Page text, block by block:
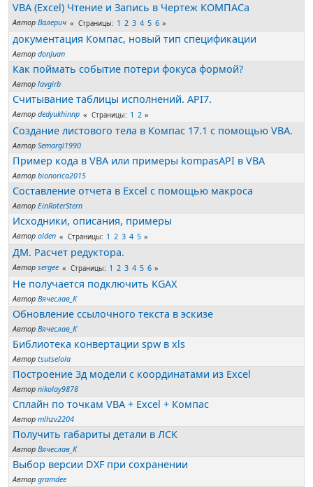
VBA (Excel) Чтение и Запись в Чертеж КОМПАСа
Автор Валерич Страницы 1 2 3 4 5 6
документация Компас, новый тип спецификации
Автор donJuan
Как поймать событие потери фокуса формой?
Автор lavgirb
Считывание таблицы исполнений. API7.
Автор dedyukhinnp Страницы 1 2
Создание листового тела в Компас 17.1 с помощью VBA.
Автор Semargl1990
Пример кода в VBA или примеры kompasAPI в VBA
Автор bionorica2015
Составление отчета в Excel с помощью макроса
Автор EinRoterStern
Исходники, описания, примеры
Автор olden Страницы 1 2 3 4 5
ДМ. Расчет редуктора.
Автор sergee Страницы 1 2 3 4 5 6
Не получается подключить KGAX
Автор Вячеслав_К
Обновление ссылочного текста в эскизе
Автор Вячеслав_К
Библиотека конвертации spw в xls
Автор tsutselola
Построение 3д модели с координатами из Excel
Автор nikolay9878
Сплайн по точкам VBA + Excel + Компас
Автор mlhzv2204
Получить габариты детали в ЛСК
Автор Вячеслав_К
Выбор версии DXF при сохранении
Автор gramdee